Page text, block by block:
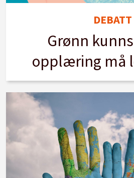
DEBATT
Grønn
opplæring må